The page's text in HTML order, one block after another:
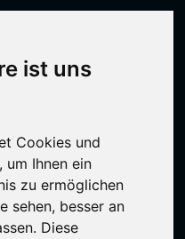
ist uns
Cookies und
um Ihnen ein
zu ermöglichen
sehen, besser an
Diese